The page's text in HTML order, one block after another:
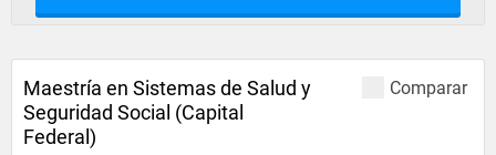
Comparar
Maestría en Sistemas de Salud y
Seguridad Social (Capital
Federal)